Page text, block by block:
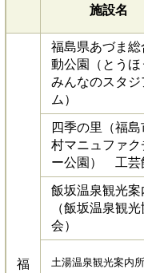
施設名
福
福島県あづま総
動公園（とうほ
みんなのスタジ
ム）
四季の里（福島
村マニュファク
ー公園） 工芸
飯坂温泉観光案
（飯坂温泉観光
会）
土湯温泉観光案内所